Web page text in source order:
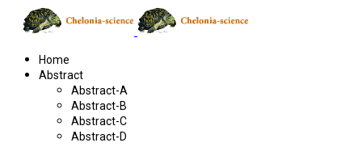
Home
Abstract
Abstract-A
Abstract-B
Abstract-C
Abstract-D